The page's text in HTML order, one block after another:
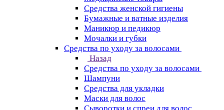
Средства женской гигиены
Бумажные и ватные изделия
Маникюр и педикюр
Мочалки и губки
Средства по уходу за волосами
Назад
Средства по уходу за волосами
Шампуни
Средства для укладки
Маски для волос